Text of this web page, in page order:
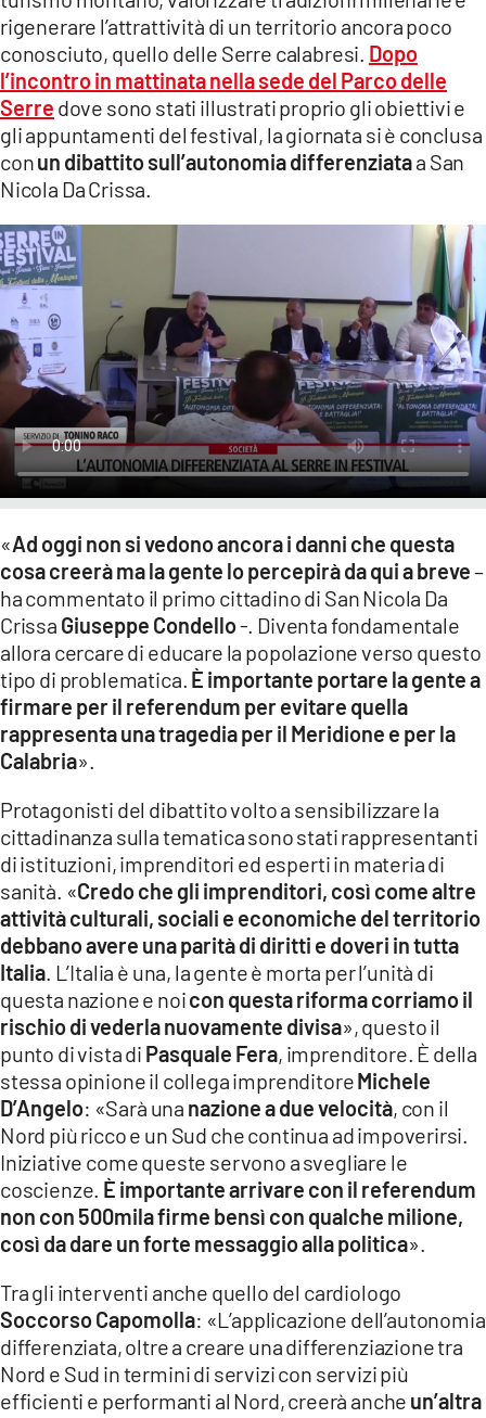
ILREGGINO.IT
COSENZACHANNEL.IT
ILVIBONESE.IT
CATANZAROCHANNEL.IT
App
ANDROID
APPLE
rigenerare l’attrattività di un territorio ancora poco
conosciuto, quello delle Serre calabresi. Dopo
l’incontro in mattinata nella sede del Parco delle
Serre dove sono stati illustrati proprio gli obiettivi e
gli appuntamenti del festival, la giornata si è conclusa
conun dibattito sull’autonomia differenziataa San
Nicola Da Crissa.
«Ad oggi non si vedono ancora i danni che questa
cosa creerà ma la gente lo percepirà da qui a breve–
ha commentato il primo cittadino di San Nicola Da
Crissa Giuseppe Condello-. Diventa fondamentale
allora cercare di educare la popolazione verso questo
tipo di problematica. È importante portare la gente a
firmare per il referendum per evitare quella
rappresenta una tragedia per il Meridione e per la
Calabria».
Protagonisti del dibattito volto a sensibilizzare la
cittadinanza sulla tematica sono stati rappresentanti
di istituzioni, imprenditori ed esperti in materia di
sanità. «Credo che gli imprenditori, così come altre
attività culturali, sociali e economiche del territorio
debbano avere una parità di diritti e doveri in tutta
Italia . L’Italia è una, la gente è morta per l’unità di
questa nazione e noicon questa riforma corriamo il
rischio di vederla nuovamente divisa», questo il
punto di vista di Pasquale Fera, imprenditore. È della
stessa opinione il collega imprenditoreMichele
D’Angelo: «Sarà una nazione a due velocità, con il
Nord più ricco e un Sud che continua ad impoverirsi.
Iniziative come queste servono a svegliare le
coscienze. È importante arrivare con il referendum
non con 500mila firme bensì con qualche milione,
così da dare un forte messaggio alla politica».
Tra gli interventi anche quello del cardiologo
Soccorso Capomolla: «L’applicazione dell’autonomia
differenziata, oltre a creare una differenziazione tra
Nord e Sud in termini di servizi con servizi più
efficienti e performanti al Nord, creerà anche un’altra